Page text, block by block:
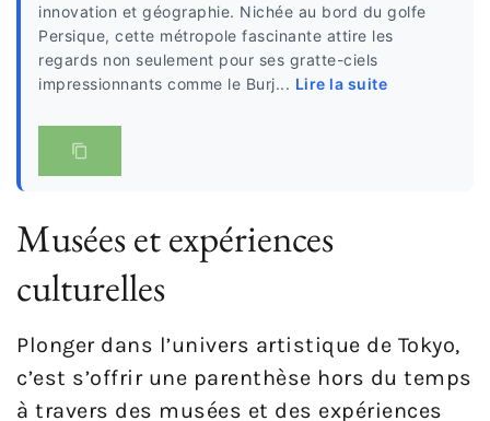
innovation et géographie. Nichée au bord du golfe
Persique, cette métropole fascinante attire les
regards non seulement pour ses gratte-ciels
impressionnants comme le Burj... Lire la suite
Musées et expériences
culturelles
Plonger dans l’univers artistique de Tokyo,
c’est s’offrir une parenthèse hors du temps
à travers des musées et des expériences